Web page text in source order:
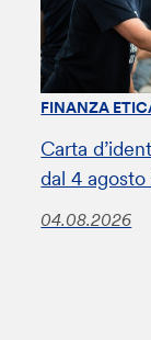
FINANZA
Carta
dal 4
04.08.2026